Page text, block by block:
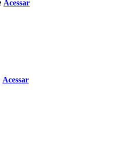
Acessar
Acessar